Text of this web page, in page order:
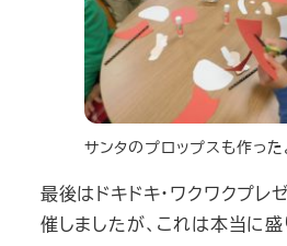
サンタのプロップスも作った
最後はドキドキ・ワクワクプレ
催しましたが、これは本当に